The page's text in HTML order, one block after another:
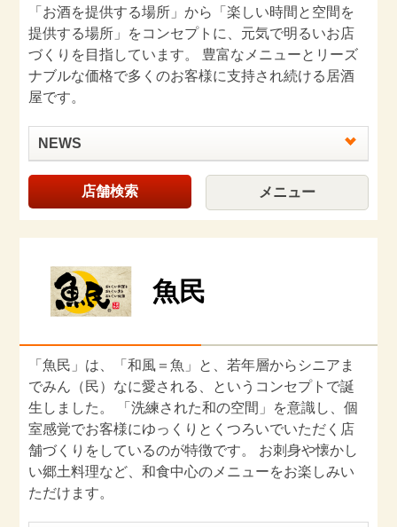
「お酒を提供する場所」から「楽しい時間と空間を
提供する場所」をコンセプトに、元気で明るいお店
づくりを目指しています。 豊富なメニューとリーズ
ナブルな価格で多くのお客様に支持され続ける居酒
屋です。
NEWS
店舗検索 メニュー
魚民
「魚民」は、「和風＝魚」と、若年層からシニアま
でみん（民）なに愛される、というコンセプトで誕
生しました。 「洗練された和の空間」を意識し、個
室感覚でお客様にゆっくりとくつろいでいただく店
舗づくりをしているのが特徴です。 お刺身や懐かし
い郷土料理など、和食中心のメニューをお楽しみい
ただけます。